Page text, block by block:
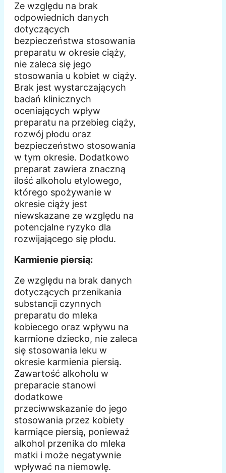
Ze względu na brak
odpowiednich danych
dotyczących
bezpieczeństwa stosowania
preparatu w okresie ciąży,
nie zaleca się jego
stosowania u kobiet w ciąży.
Brak jest wystarczających
badań klinicznych
oceniających wpływ
preparatu na przebieg ciąży,
rozwój płodu oraz
bezpieczeństwo stosowania
w tym okresie. Dodatkowo
preparat zawiera znaczną
ilość alkoholu etylowego,
którego spożywanie w
okresie ciąży jest
niewskazane ze względu na
potencjalne ryzyko dla
rozwijającego się płodu.
Karmienie piersią:
Ze względu na brak danych
dotyczących przenikania
substancji czynnych
preparatu do mleka
kobiecego oraz wpływu na
karmione dziecko, nie zaleca
się stosowania leku w
okresie karmienia piersią.
Zawartość alkoholu w
preparacie stanowi
dodatkowe
przeciwwskazanie do jego
stosowania przez kobiety
karmiące piersią, ponieważ
alkohol przenika do mleka
matki i może negatywnie
wpływać na niemowlę.